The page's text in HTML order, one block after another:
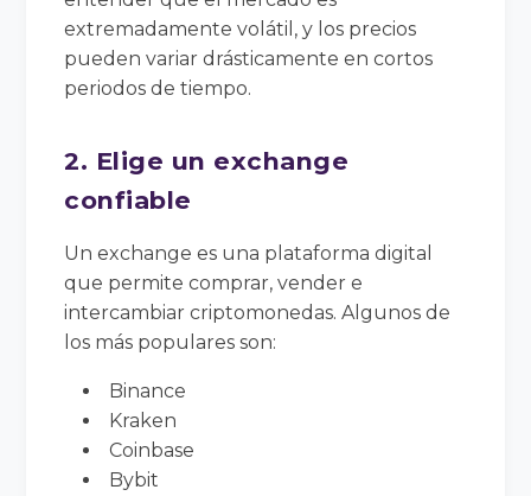
extremadamente volátil, y los precios
pueden variar drásticamente en cortos
periodos de tiempo.
2. Elige un exchange
confiable
Un exchange es una plataforma digital
que permite comprar, vender e
intercambiar criptomonedas. Algunos de
los más populares son:
Binance
Kraken
Coinbase
Bybit